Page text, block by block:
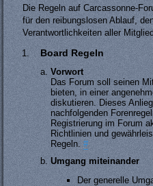
Die Regeln auf Carcassonne-
für den reibungslosen Ablauf,
Verantwortlichkeiten aller
Board Regeln
Vorwort
Das Forum soll seinen
bieten, in einer
diskutieren. Dieses
nachfolgenden
Registrierung im Forum
Richtlinien und
Regeln. #
Umgang miteinander
Der generelle